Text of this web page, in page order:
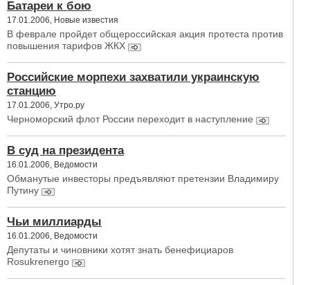
Батареи к бою
17.01.2006, Новые известия
В феврале пройдет общероссийская акция протеста против
повышения тарифов ЖКХ
Российские морпехи захватили украинскую
станцию
17.01.2006, Утро.ру
Черноморский флот России переходит в наступление
В суд на президента
16.01.2006, Ведомости
Обманутые инвесторы предъявляют претензии Владимиру
Путину
Чьи миллиарды
16.01.2006, Ведомости
Депутаты и чиновники хотят знать бенефициаров
Rosukrenergo